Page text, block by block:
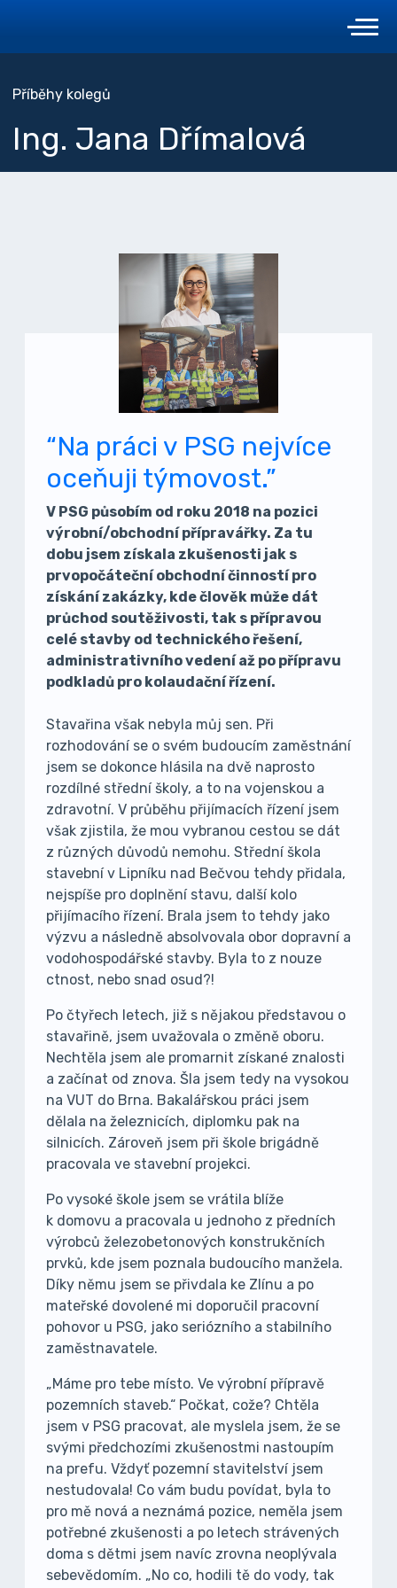
Příběhy kolegů
Ing. Jana Dřímalová
“Na práci v PSG nejvíce
oceňuji týmovost.”
V PSG působím od roku 2018 na pozici
výrobní/obchodní přípravářky. Za tu
dobu jsem získala zkušenosti jak s
prvopočáteční obchodní činností pro
získání zakázky, kde člověk může dát
průchod soutěživosti, tak s přípravou
celé stavby od technického řešení,
administrativního vedení až po přípravu
podkladů pro kolaudační řízení.
Stavařina však nebyla můj sen. Při
rozhodování se o svém budoucím zaměstnání
jsem se dokonce hlásila na dvě naprosto
rozdílné střední školy, a to na vojenskou a
zdravotní. V průběhu přijímacích řízení jsem
však zjistila, že mou vybranou cestou se dát
z různých důvodů nemohu. Střední škola
stavební v Lipníku nad Bečvou tehdy přidala,
nejspíše pro doplnění stavu, další kolo
přijímacího řízení. Brala jsem to tehdy jako
výzvu a následně absolvovala obor dopravní a
vodohospodářské stavby. Byla to z nouze
ctnost, nebo snad osud?!
Po čtyřech letech, již s nějakou představou o
stavařině, jsem uvažovala o změně oboru.
Nechtěla jsem ale promarnit získané znalosti
a začínat od znova. Šla jsem tedy na vysokou
na VUT do Brna. Bakalářskou práci jsem
dělala na železnicích, diplomku pak na
silnicích. Zároveň jsem při škole brigádně
pracovala ve stavební projekci.
Po vysoké škole jsem se vrátila blíže
k domovu a pracovala u jednoho z předních
výrobců železobetonových konstrukčních
prvků, kde jsem poznala budoucího manžela.
Díky němu jsem se přivdala ke Zlínu a po
mateřské dovolené mi doporučil pracovní
pohovor u PSG, jako seriózního a stabilního
zaměstnavatele.
„Máme pro tebe místo. Ve výrobní přípravě
pozemních staveb.“ Počkat, cože? Chtěla
jsem v PSG pracovat, ale myslela jsem, že se
svými předchozími zkušenostmi nastoupím
na prefu. Vždyť pozemní stavitelství jsem
nestudovala! Co vám budu povídat, byla to
pro mě nová a neznámá pozice, neměla jsem
potřebné zkušenosti a po letech strávených
doma s dětmi jsem navíc zrovna neoplývala
sebevědomím. „No co, hodili tě do vody, tak